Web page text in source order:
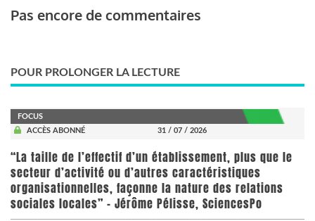
Pas encore de commentaires
POUR PROLONGER LA LECTURE
FOCUS
ACCÈS ABONNÉ
31 / 07 / 2026
“La taille de l’effectif d’un établissement, plus que le
secteur d’activité ou d’autres caractéristiques
organisationnelles, façonne la nature des relations
sociales locales” - Jérôme Pélisse, SciencesPo